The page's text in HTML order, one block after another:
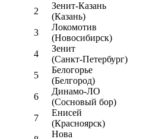
2
Зенит-Казань
(Казань)
3
Локомотив
(Новосибирск)
4
Зенит
(Санкт-Петербург)
5
Белогорье
(Белгород)
6
Динамо-ЛО
(Сосновый бор)
7
Енисей
(Красноярск)
Нова